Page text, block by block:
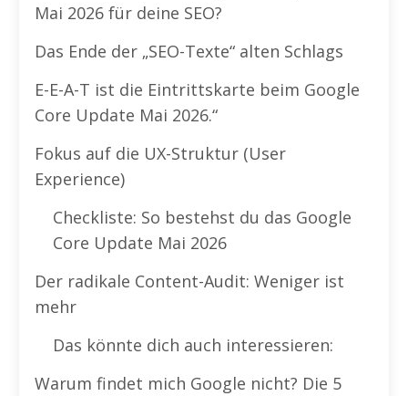
Mai 2026 für deine SEO?
Das Ende der „SEO-Texte“ alten Schlags
E-E-A-T ist die Eintrittskarte beim Google
Core Update Mai 2026.“
Fokus auf die UX-Struktur (User
Experience)
Checkliste: So bestehst du das Google
Core Update Mai 2026
Der radikale Content-Audit: Weniger ist
mehr
Das könnte dich auch interessieren:
Warum findet mich Google nicht? Die 5